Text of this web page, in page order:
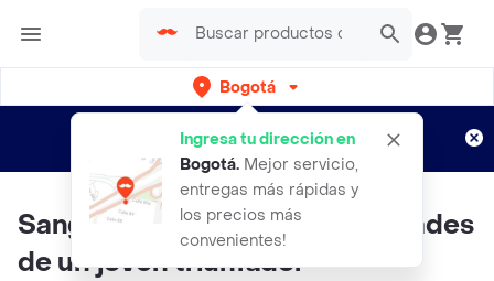
Bogotá
Ingresa tu dirección en
Bogotá. Mejor servicio,
entregas más rápidas y
los precios más
convenientes!
envíos gratis por semanas
Aplican TyC
Sangre de campeón. 24 cualidades
de un joven triunfador